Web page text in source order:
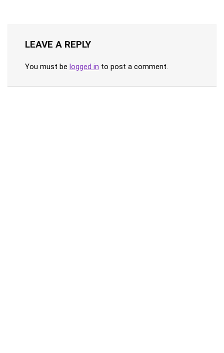
LEAVE A REPLY
You must be logged in to post a comment.